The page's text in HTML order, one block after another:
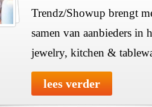
Trendz/Showup brengt
samen van aanbieders in
jewelry, kitchen &
lees verder